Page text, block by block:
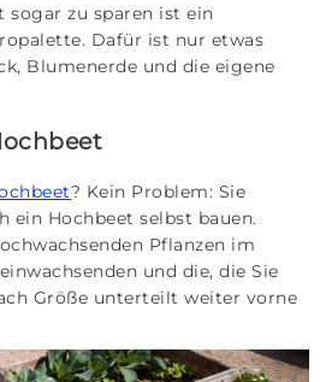
sogar zu sparen ist ein
Dafür ist nur etwas
Blumenerde und die eigene
? Kein Problem: Sie
ein Hochbeet selbst bauen.
Pflanzen im
und die, die Sie
Größe unterteilt weiter vorne